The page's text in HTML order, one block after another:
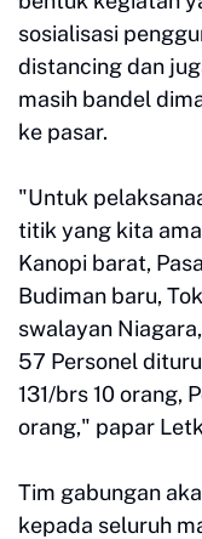
sosialisasi
distancing dan
masih bandel
ke pasar.
"Untuk
titik yang kita
Kanopi barat,
Budiman baru,
swalayan
57 Personel
131/brs 10 orang,
orang," papar
Tim gabungan
kepada seluruh